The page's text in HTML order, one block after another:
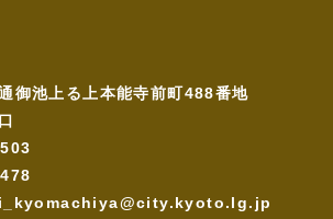
御池上る上本能寺前町488番地